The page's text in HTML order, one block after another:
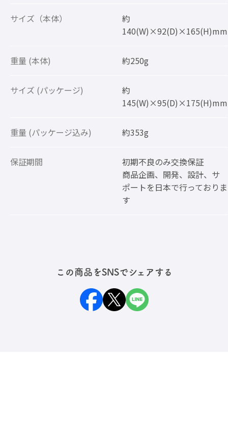
サイズ（本体）
約
140(W)×92(D)×165(H)mm
重量 (本体) 約250g
サイズ (パッケージ)
約
145(W)×95(D)×175(H)mm
重量 (パッケージ込み) 約353g
保証期間
初期不良のみ交換保証
商品企画、開発、設計、サ
ポートを日本で行っておりま
す
この商品をSNSでシェアする